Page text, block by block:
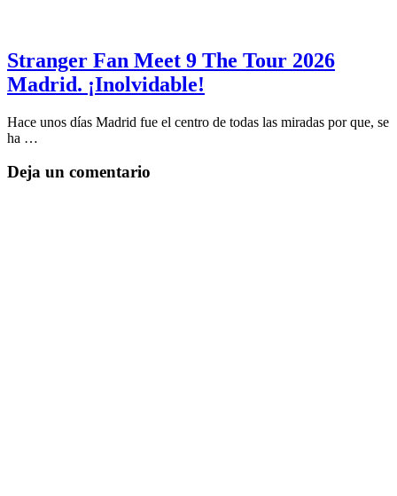
Stranger Fan Meet 9 The Tour 2026
Madrid. ¡Inolvidable!
Hace unos días Madrid fue el centro de todas las miradas por que, se
ha …
Deja un comentario